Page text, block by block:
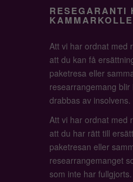
RESEGARANTI
Att vi har ordnat med
att du kan få
paketresa eller
researrangemang blir
drabbas av insolvens.
Att vi har ordnat med
att du har rätt till
paketresan eller
researrangemanget
som inte har fullgjorts.